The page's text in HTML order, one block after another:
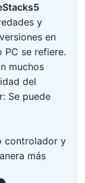
5
y
en
PC se refiere.
muchos
del
Se puede
controlador y
más